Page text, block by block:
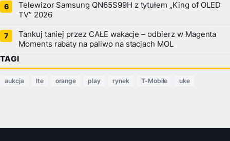
Telewizor Samsung QN65S99H z tytułem „King of OLED
TV” 2026
Tankuj taniej przez CAŁE wakacje – odbierz w Magenta
Moments rabaty na paliwo na stacjach MOL
TAGI
aukcja lte orange play rynek T-Mobile uke